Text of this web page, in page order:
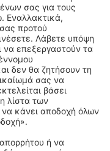
νομίμου δικαιώματος.